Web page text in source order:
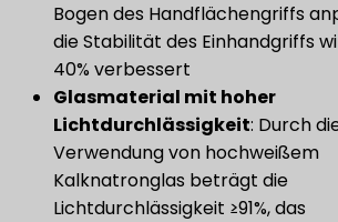
Bogen des Handflächengriffs
die Stabilität des Einhandgriffs
40% verbessert
Glasmaterial mit hoher
Lichtdurchlässigkeit: Durch
Verwendung von hochweißem
Kalknatronglas beträgt die
Lichtdurchlässigkeit ≥91%, das